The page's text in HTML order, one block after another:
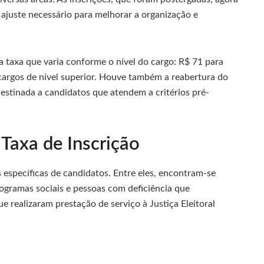
necessário para melhorar a organização e
que varia conforme o nível do cargo: R$ 71 para
de nível superior. Houve também a reabertura do
a candidatos que atendem a critérios pré-
de Inscrição
específicas de candidatos. Entre eles, encontram-se
sociais e pessoas com deficiência que
realizaram prestação de serviço à Justiça Eleitoral